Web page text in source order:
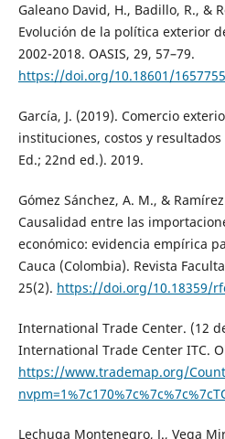
Galeano David, H., Badillo, R., &
Evolución de la política exterior
2002-2018. OASIS, 29, 57–79.
https://doi.org/10.18601/
García, J. (2019). Comercio
instituciones, costos y
Ed.; 22nd ed.). 2019.
Gómez Sánchez, A. M., &
Causalidad entre las
económico: evidencia empírica
Cauca (Colombia). Revista
25(2). https://doi.org/10.18359/
International Trade Center. (12
International Trade Center ITC.
https://www.trademap.org/
Lechuga Montenegro, J., Vega